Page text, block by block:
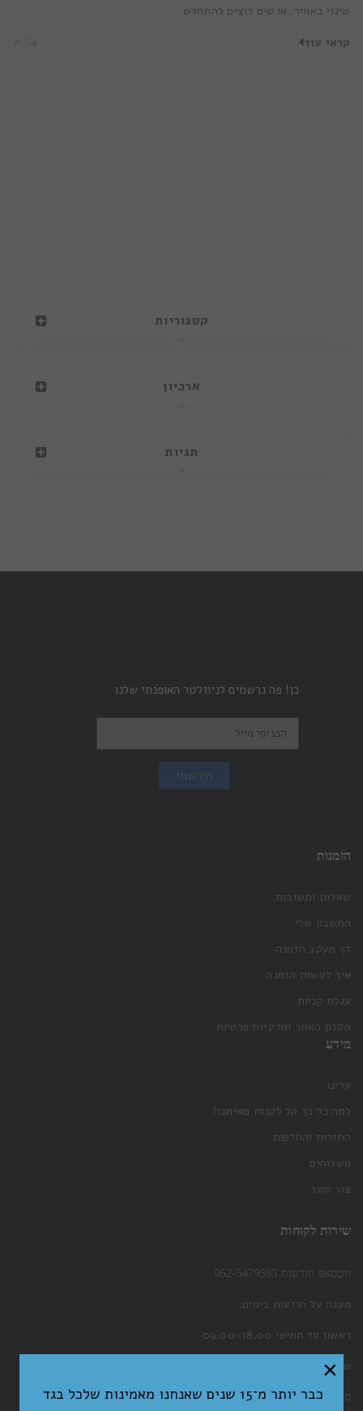
שינוי באוויר. אנשים רוצים להתחדש
קראי עוד
קטגוריות
ארכיון
תגיות
הירשמי
כן! פה נרשמים לניוזלטר האופנתי שלנו
הזמנות
שאלות ותשובות
החשבון שלי
דף מעקב הזמנה
איך לעשות הזמנה
עגלת קניות
תקנון האתר ומדיניות פרטיות
מידע
עלינו
למה כל כך קל לקנות מאיתנו?
החזרות והחלפות
משלוחים
צור קשר
שירות לקוחות
ווטסאפ הודעות 052-5479595
מענה על הודעות בימים:
ראשון עד חמישי 09.00-18.00
שישי 09.00-13.00
מייל: welcome@nitichic.comכבר יותר מ־15 שנים שאנחנו מאמינות שלכל בגד
×